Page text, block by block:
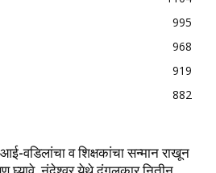
995
968
919
882
आई-वडिलांचा व शिक्षकांचा सन्मान राखून